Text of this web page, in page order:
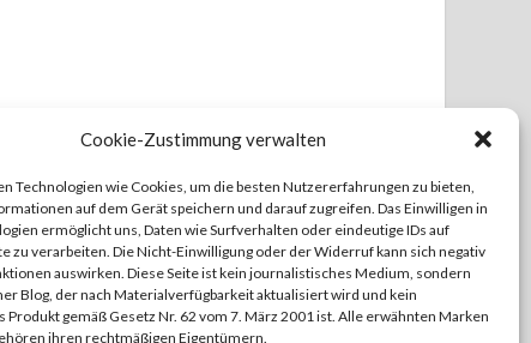
Cookie-Zustimmung verwalten
Technologien wie Cookies, um die besten Nutzererfahrungen zu bieten,
auf dem Gerät speichern und darauf zugreifen. Das Einwilligen in
ermöglicht uns, Daten wie Surfverhalten oder eindeutige IDs auf
zu verarbeiten. Die Nicht-Einwilligung oder der Widerruf kann sich negativ
auswirken. Diese Seite ist kein journalistisches Medium, sondern
Blog, der nach Materialverfügbarkeit aktualisiert wird und kein
Produkt gemäß Gesetz Nr. 62 vom 7. März 2001 ist. Alle erwähnten Marken
ihren rechtmäßigen Eigentümern.